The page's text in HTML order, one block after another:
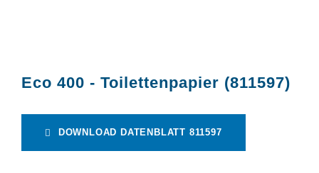
Eco 400 - Toilettenpapier (811597)
DOWNLOAD DATENBLATT 811597